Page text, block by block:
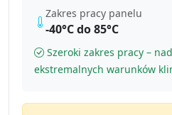
Zakres pracy panelu
-40°C do 85°C
Szeroki zakres pracy –
ekstremalnych warunków